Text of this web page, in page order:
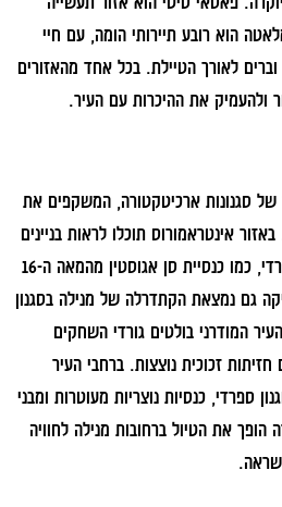
הוא רובע תיירותי הומה, עם חיי
לאורך הטיילת. בכל אחד מהאזורים
ולהעמיק את ההיכרות עם העיר.
של סגנונות ארכיטקטורה, המשקפים את
אינטראמורוס תוכלו לראות בניינים
מפוארים מתקופת הכיבוש הספרדי, כמו כנסיית סן אגוסטין מהמאה ה-16
גם נמצאת הקתדרלה של מנילה בסגנון
המודרני בולטים גורדי השחקים
חזיתות זכוכית נוצצות. ברחבי העיר
ספרדי, כנסיות נוצריות מעוטרות ומבני
את הטיול ברחובות מנילה לחוויה